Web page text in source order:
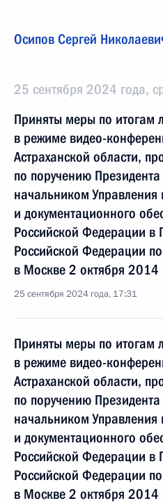
Осипов Сергей
25 сентября 2024 года,
Приняты меры по итогам
в режиме видео-
Астраханской области,
по поручению
начальником
и документационного
Российской Федерации в
Российской Федерации
в Москве 2 октября 2014
25 сентября 2024 года, 17:31
Приняты меры по итогам
в режиме видео-
Астраханской области,
по поручению
начальником
и документационного
Российской Федерации в
Российской Федерации
в Москве 2 октября 2014